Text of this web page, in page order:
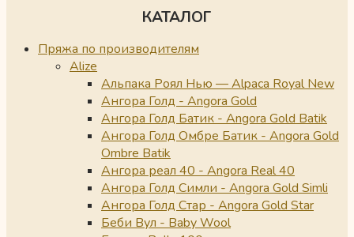
КАТАЛОГ
Пряжа по производителям
Alize
Альпака Роял Нью — Alpaca Royal New
Ангора Голд - Angora Gold
Ангора Голд Батик - Angora Gold Batik
Ангора Голд Омбре Батик - Angora Gold
Ombre Batik
Ангора реал 40 - Angora Real 40
Ангора Голд Симли - Angora Gold Simli
Ангора Голд Стар - Angora Gold Star
Беби Вул - Baby Wool